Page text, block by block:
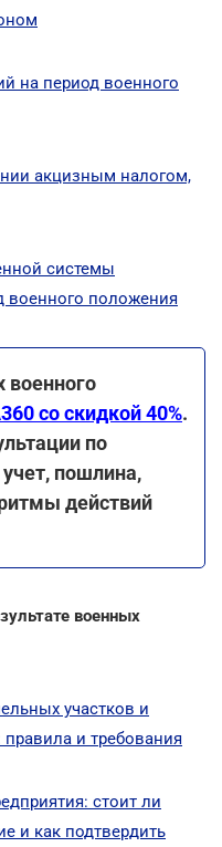
на период военного
акцизным налогом,
системы
военного положения
военного
со скидкой 40%.
по
пошлина,
действий
военных
участков и
и требования
стоит ли
и как подтвердить